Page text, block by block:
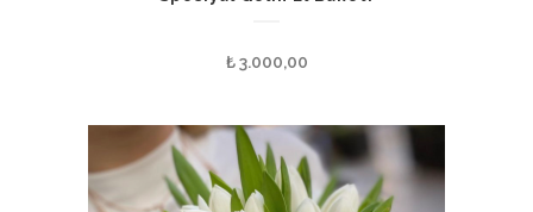
₺3.000,00